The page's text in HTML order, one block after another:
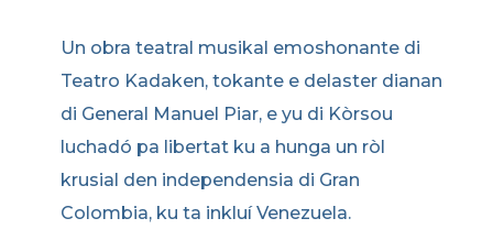
Un obra teatral musikal emoshonante di
Teatro Kadaken, tokante e delaster dianan
di General Manuel Piar, e yu di Kòrsou
luchadó pa libertat ku a hunga un ròl
krusial den independensia di Gran
Colombia, ku ta inkluí Venezuela.